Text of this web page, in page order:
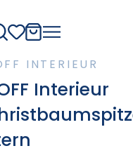
INTERIEUR
Interieur